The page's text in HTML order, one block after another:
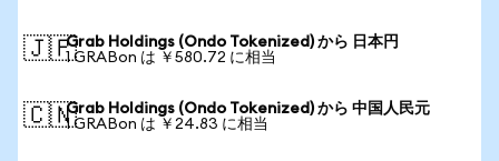
🇯🇵Grab Holdings (Ondo Tokenized) から 日本円
1 GRABon は ￥580.72 に相当
🇨🇳Grab Holdings (Ondo Tokenized) から 中国人民元
1 GRABon は ￥24.83 に相当